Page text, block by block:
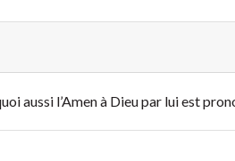
aussi l’Amen à Dieu par lui est